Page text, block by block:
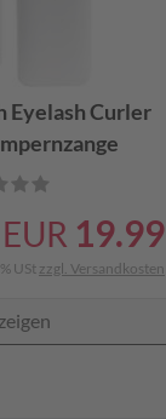
Eyelash Curler
EUR 19.99
USt zzgl. Versandkosten